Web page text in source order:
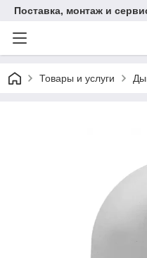
Поставка, монтаж и
Товары и услуги